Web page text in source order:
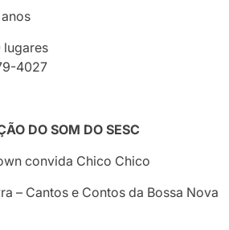
lugares
4027
DO SOM DO SESC
convida Chico Chico
– Cantos e Contos da Bossa Nova